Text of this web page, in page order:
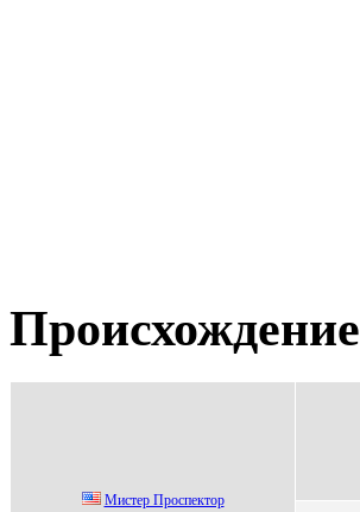
Происхождение
Мистeр Проспeктор